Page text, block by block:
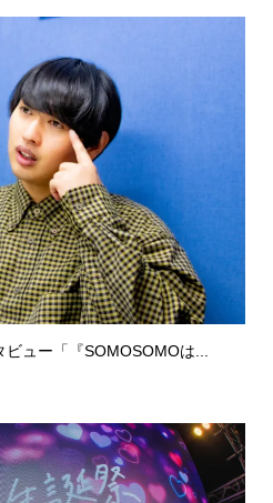
ュー「『SOMOSOMOは...